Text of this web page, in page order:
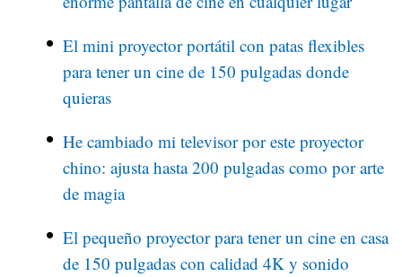
El mini proyector portátil con patas flexibles
para tener un cine de 150 pulgadas donde
quieras
He cambiado mi televisor por este proyector
chino: ajusta hasta 200 pulgadas como por arte
de magia
El pequeño proyector para tener un cine en casa
de 150 pulgadas con calidad 4K y sonido